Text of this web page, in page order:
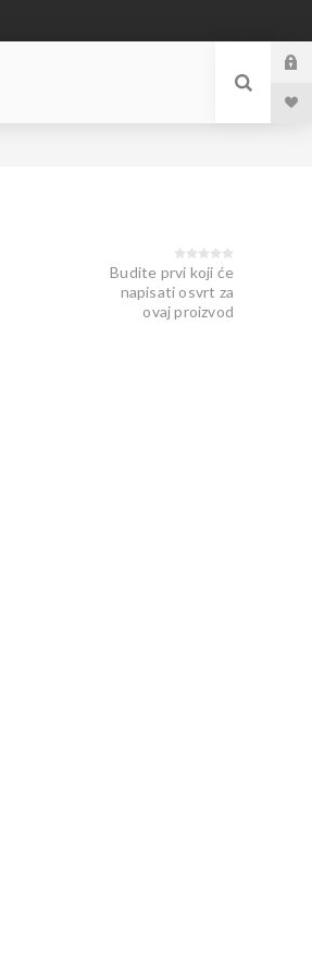
Budite prvi koji će
napisati osvrt za
ovaj proizvod